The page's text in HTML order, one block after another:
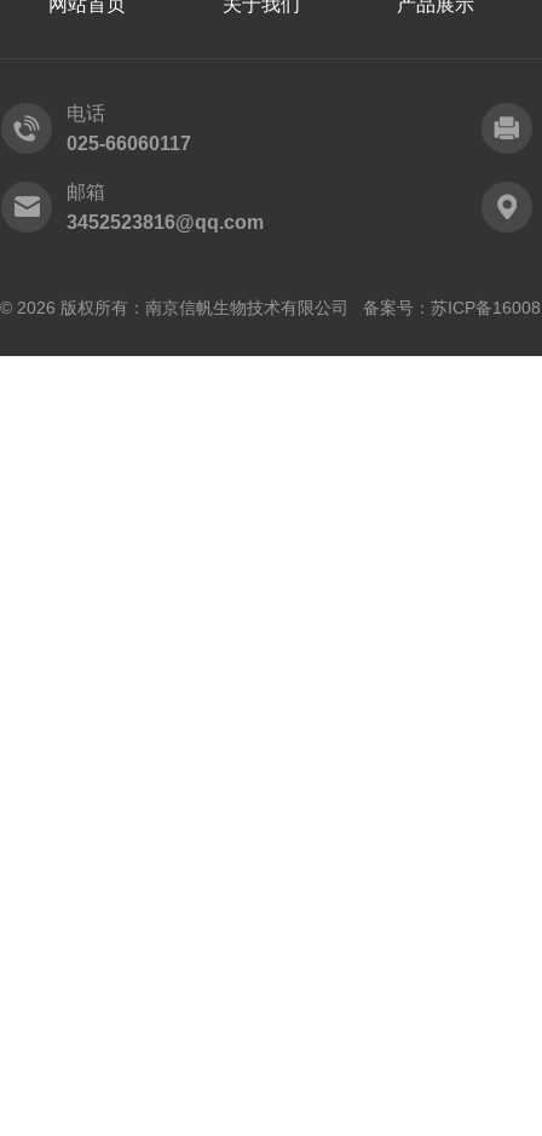
网站首页 关于我们 产品展示
电话
025-66060117
邮箱
3452523816@qq.com
© 2026 版权所有：南京信帆生物技术有限公司 备案号： 苏ICP备